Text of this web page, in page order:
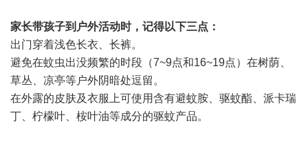
家长带孩子到户外活动时，记得以下三点：
出门穿着浅色长衣、长裤。
避免在蚊虫出没频繁的时段（7~9点和16~19点）在树荫、
草丛、凉亭等户外阴暗处逗留。
在外露的皮肤及衣服上可使用含有避蚊胺、驱蚊酯、派卡瑞
丁、柠檬叶、桉叶油等成分的驱蚊产品。